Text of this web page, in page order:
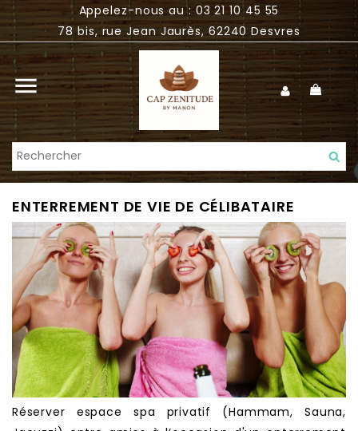
Appelez-nous au : 03 21 10 45 55
78 bis, rue Jean Jaurès, 62240 Desvres

ENTERREMENT DE VIE DE CÉLIBATAIRE
Réserver espace spa privatif (Hammam, Sauna,